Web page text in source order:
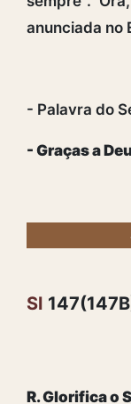
anunciada no
- Palavra do
- Graças a
Sl
R. Glorifica o